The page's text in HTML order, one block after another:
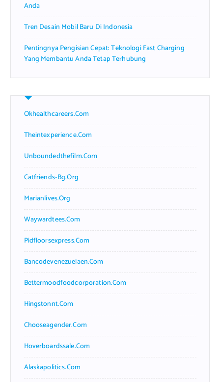
Anda
Tren Desain Mobil Baru Di Indonesia
Pentingnya Pengisian Cepat: Teknologi Fast Charging
Yang Membantu Anda Tetap Terhubung
Okhealthcareers.com
Theintexperience.com
Unboundedthefilm.com
Catfriends-Bg.org
Marianlives.org
Waywardtees.com
Pidfloorsexpress.com
Bancodevenezuelaen.com
Bettermoodfoodcorporation.com
Hingstonnt.com
Chooseagender.com
Hoverboardssale.com
Alaskapolitics.com